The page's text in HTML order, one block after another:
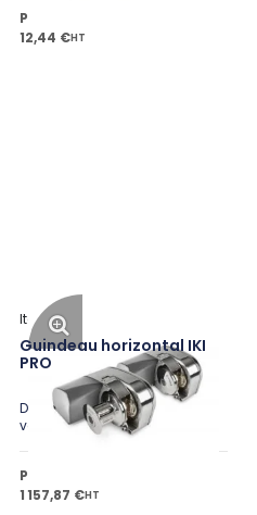
Prix public à partir de
12,44 €HT
Guindeau horizontal IKI
PRO
Italwinch
Disponible en plusieurs
variantes
Prix public à partir de
1 157,87 €HT